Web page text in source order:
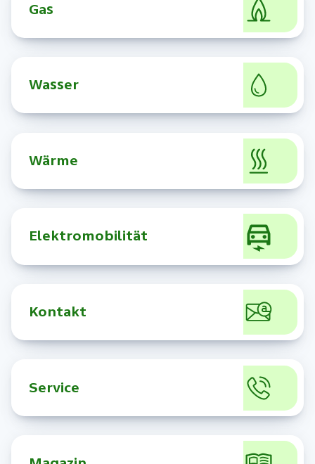
Gas
Wasser
Wärme
Elektromobilität
Kontakt
Service